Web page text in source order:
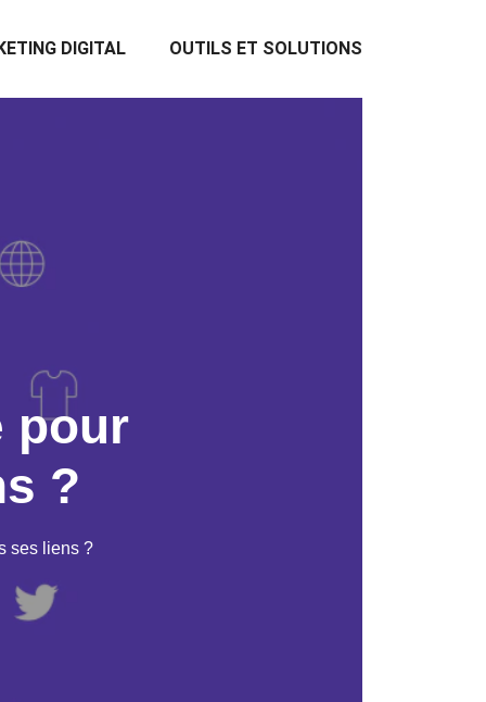
DIGITAL OUTILS ET SOLUTIONS
pour
?
ses liens ?